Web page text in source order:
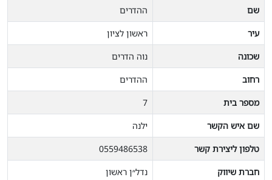
שם
ההדרים
עיר
ראשון לציון
שכונה
נוה הדרים
רחוב
ההדרים
מספר בית
7
שם איש הקשר
ילנה
טלפון ליצירת קשר
0559486538
חברת שיווק
נדל״ן ראשון